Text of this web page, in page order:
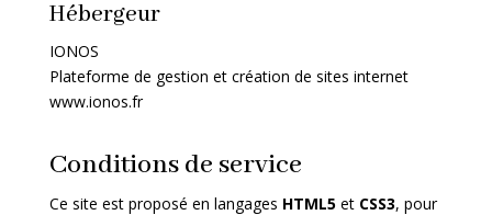
Hébergeur
IONOS
Plateforme de gestion et création de sites internet
www.ionos.fr
Conditions de service
Ce site est proposé en langages HTML5 et CSS3, pour